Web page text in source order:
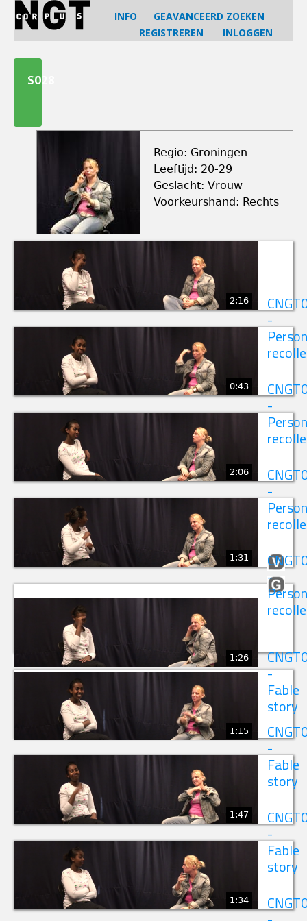
Jump
navigation
INFO
GEAVANCEERD ZOEKEN
REGISTREREN
INLOGGEN
topS028
Regio: Groningen
Leeftijd: 20-29
Geslacht: Vrouw
Voorkeurshand: Rechts
2:16
-
0:43
-
2:06
-
1:31
-
1:26
-
Fable
story
1:15
-
Fable
story
1:47
-
Fable
story
1:34